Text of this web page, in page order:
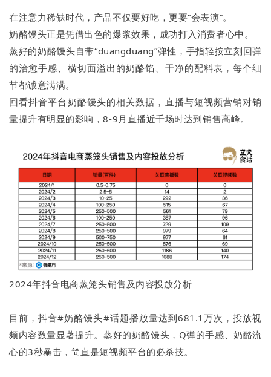
在注意力稀缺时代，产品不仅要好吃，更要“会表演”。
奶酪馒头正是凭借出色的爆浆效果，成功打入消费者心中。
蒸好的奶酪馒头自带“duangduang”弹性，手指轻按立刻回弹
的治愈手感、横切面溢出的奶酪馅、干净的配料表，每个细
节都诚意满满。
回看抖音平台奶酪馒头的相关数据，直播与短视频营销对销
量提升有明显的影响，8-9月直播近千场时达到销售高峰。
2024年抖音电商蒸笼头销售及内容投放分析
目前，抖音#奶酪馒头#话题播放量达到681.1万次，投放视
频内容数量显著提升。蒸好的奶酪馒头，Q弹的手感、奶酪流
心的3秒暴击，简直是短视频平台的必杀技。